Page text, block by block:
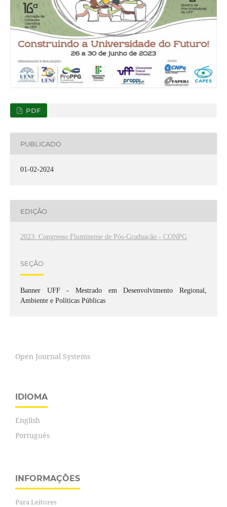
PDF
PUBLICADO
01-02-2024
EDIÇÃO
2023: Congresso Fluminense de Pós-Graduação - CONPG
SEÇÃO
Banner UFF - Mestrado em Desenvolvimento Regional,
Ambiente e Políticas Públicas
Open Journal Systems
IDIOMA
English
Português
INFORMAÇÕES
Para Leitores